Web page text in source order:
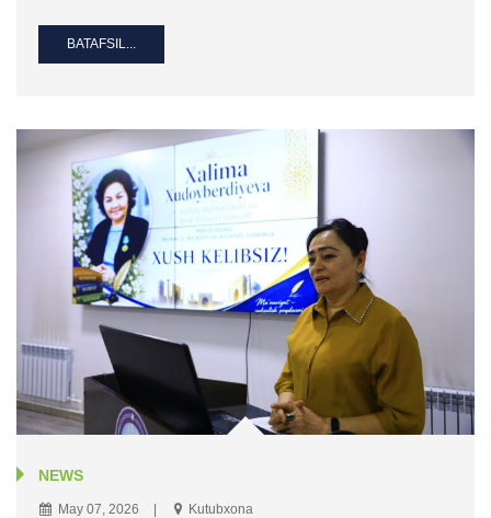
BATAFSIL...
NEWS
May 07, 2026 Kutubxona